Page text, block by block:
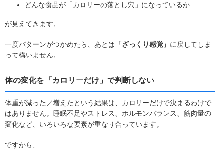
どんな食品が「カロリーの落とし穴」になっているか
が見えてきます。
一度パターンがつかめたら、あとは 「ざっくり感覚」 に戻してしま
って構いません。
体の変化を「カロリーだけ」で判断しない
体重が減った／増えたという結果は、カロリーだけで決まるわけで
はありません。睡眠不足やストレス、ホルモンバランス、筋肉量の
変化など、いろいろな要素が重なり合っています。
ですから、